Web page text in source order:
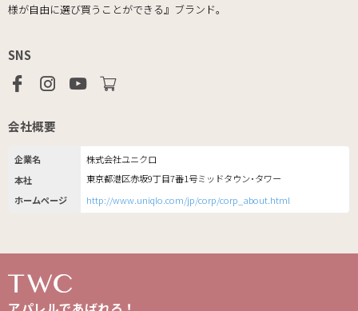
様が自由に選び買うことができる』ブランド。
SNS
会社概要
企業名
株式会社ユニクロ
本社
東京都港区赤坂9丁目7番1号ミッドタウン･タワー
ホームページ
http://www.uniqlo.com/jp/corp/corp_about.html
アパレルであばれろ！